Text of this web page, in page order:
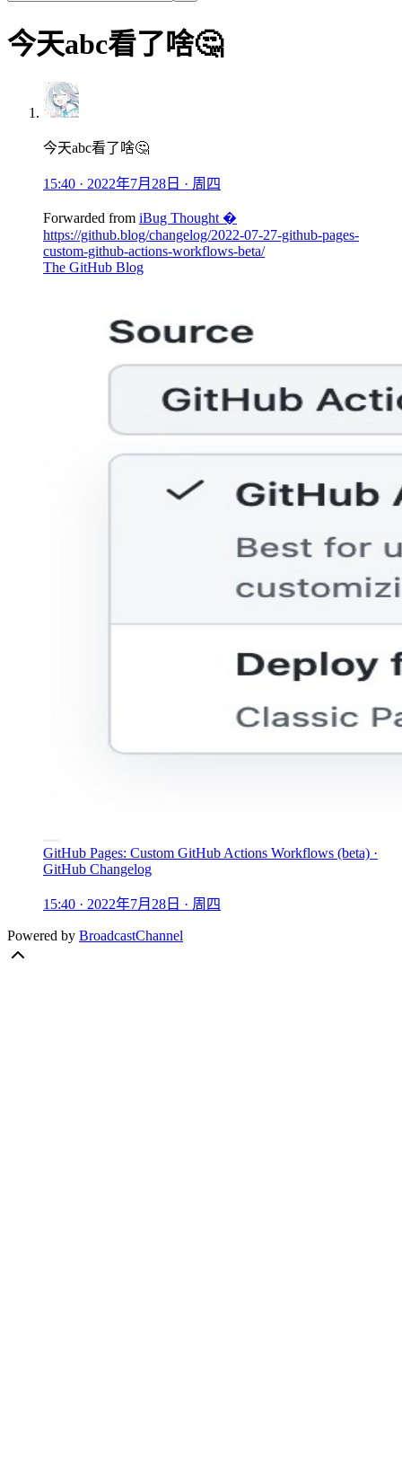
今天abc看了啥🤔
今天abc看了啥🤔
15:40 · 2022年7月28日 · 周四
Forwarded from iBug Thought �
https://github.blog/changelog/2022-07-27-github-pages-
custom-github-actions-workflows-beta/
The GitHub Blog
GitHub Pages: Custom GitHub Actions Workflows (beta) ·
GitHub Changelog
15:40 · 2022年7月28日 · 周四
Powered by BroadcastChannel